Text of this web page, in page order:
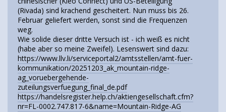
(Rivada) sind krachend gescheitert. Nun muss bis 26.
Februar geliefert werden, sonst sind die Frequenzen
weg.
Wie solide dieser dritte Versuch ist - ich weiß es nicht
(habe aber so meine Zweifel). Lesenswert sind dazu:
https://www.llv.li/serviceportal2/amtsstellen/amt-fuer-
kommunikation/20251203_ak_mountain-ridge-
ag_voruebergehende-
zuteilungsverfuegung_final_de.pdf
https://handelsregister.help.ch/aktiengesellschaft.cfm?
nr=FL-0002.747.817-6&name=Mountain-Ridge-AG